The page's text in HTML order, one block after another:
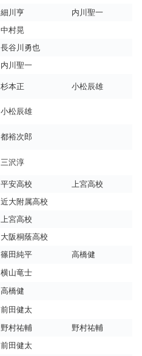
細川亨
内川聖一
中村晃
長谷川勇也
内川聖一
杉本正 小松辰雄
小松辰雄
都裕次郎
三沢淳
平安高校
上宮高校
近大附属高校
上宮高校
大阪桐蔭高校
篠田純平
高橋健
横山竜士
高橋健
前田健太
野村祐輔
野村祐輔
前田健太